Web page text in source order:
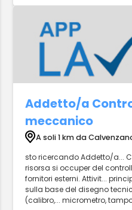
Addetto/a
meccanico
A soli 1 km da
sto ricercando Addetto/a...
risorsa si occuper del
fornitori esterni. Attivit...
sulla base del disegno
(calibro,... micrometro,